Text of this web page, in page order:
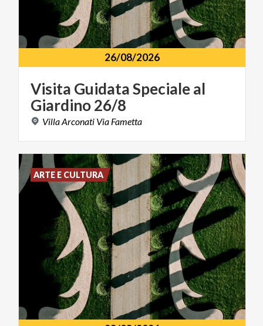
26/08/2026
Visita GuidataSpecialeal
Giardino26/8
VillaArconati Via Fametta
ARTE E CULTURA